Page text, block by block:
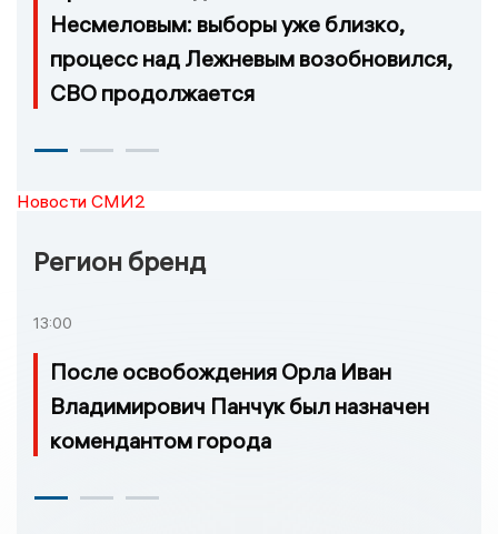
Несмеловым: выборы уже близко,
процесс над Лежневым возобновился,
СВО продолжается
Новости СМИ2
Регион бренд
13:00
После освобождения Орла Иван
Владимирович Панчук был назначен
комендантом города